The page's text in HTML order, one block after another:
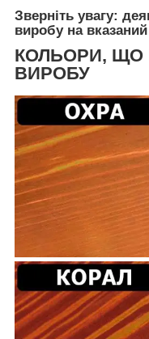
Зверніть увагу:
виробу на вказаний
КОЛЬОРИ, ЩО
ВИРОБУ